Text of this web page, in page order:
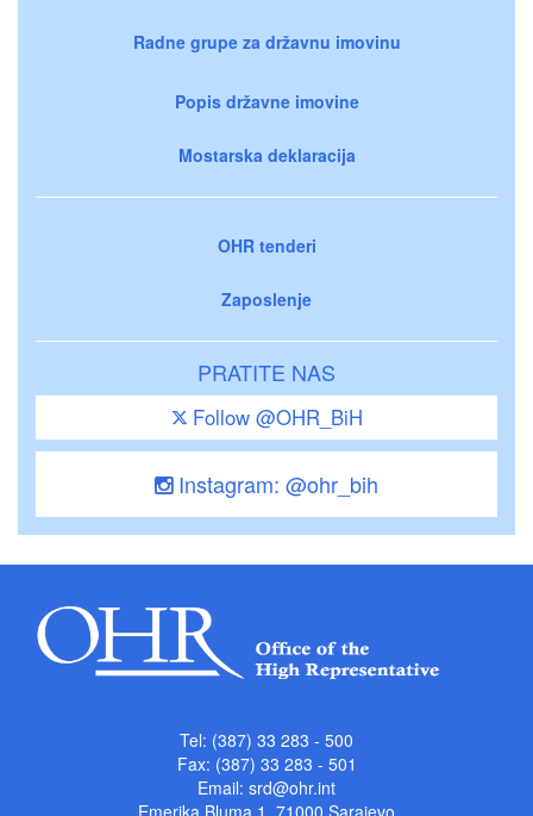
Radne grupe za državnu imovinu
Popis državne imovine
Mostarska deklaracija
OHR tenderi
Zaposlenje
PRATITE NAS
Follow @OHR_BiH
Instagram: @ohr_bih
Tel: (387) 33 283 - 500
Fax: (387) 33 283 - 501
Email: srd@ohr.int